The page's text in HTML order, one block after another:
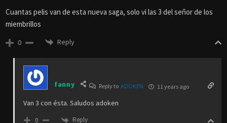
Cuantas pelis van de esta nueva saga, solo vi las 3 del señor de los
miembrillos
0 Reply
fanny Reply to ADOKEN 11 years ago
Van 3 con ésta. Saludos adoken
0 Reply